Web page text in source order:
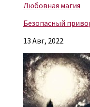
Любовная магия
Безопасный
13 Авг, 2022